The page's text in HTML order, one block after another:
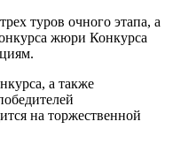
туров очного этапа, а
жюри Конкурса
а также
на торжественной